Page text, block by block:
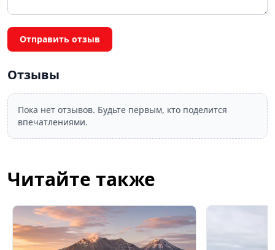
Отправить отзыв
Отзывы
Пока нет отзывов. Будьте первым, кто поделится
впечатлениями.
Читайте также